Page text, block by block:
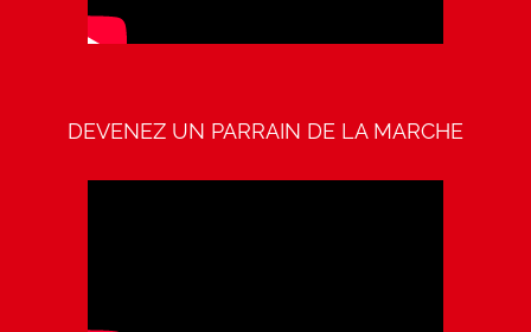
DEVENEZ UN PARRAIN DE LA MARCHE